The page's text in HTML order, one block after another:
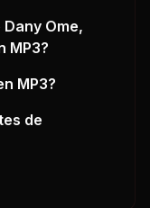
Dany Ome,
MP3?
MP3?
de